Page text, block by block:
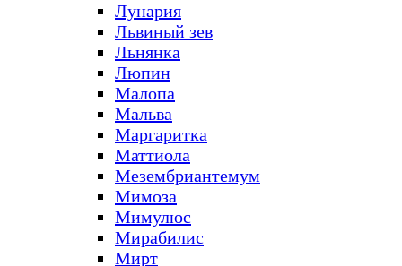
Лунария
Львиный зев
Льнянка
Люпин
Малопа
Мальва
Маргаритка
Маттиола
Мезембриантемум
Мимоза
Мимулюс
Мирабилис
Мирт